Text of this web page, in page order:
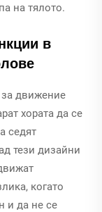
на тялото.
в
движение
хората да се
седят
тези дизайни
когато
и да не се